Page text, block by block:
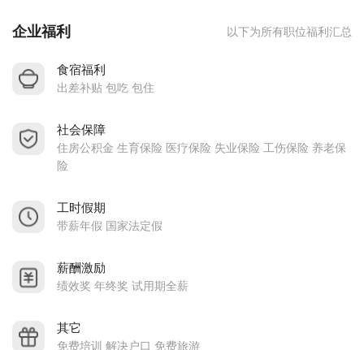
经营理念，不断完善，不断创新，为业界提供更有价值的商
企业福利 以下为所有职位福利汇总
食宿福利
出差补贴 包吃 包住
社会保障
住房公积金 生育保险 医疗保险 失业保险 工伤保险 养老保
险
工时假期
带薪年假 国家法定假
薪酬激励
绩效奖 年终奖 试用期全薪
其它
免费培训 解决户口 免费旅游